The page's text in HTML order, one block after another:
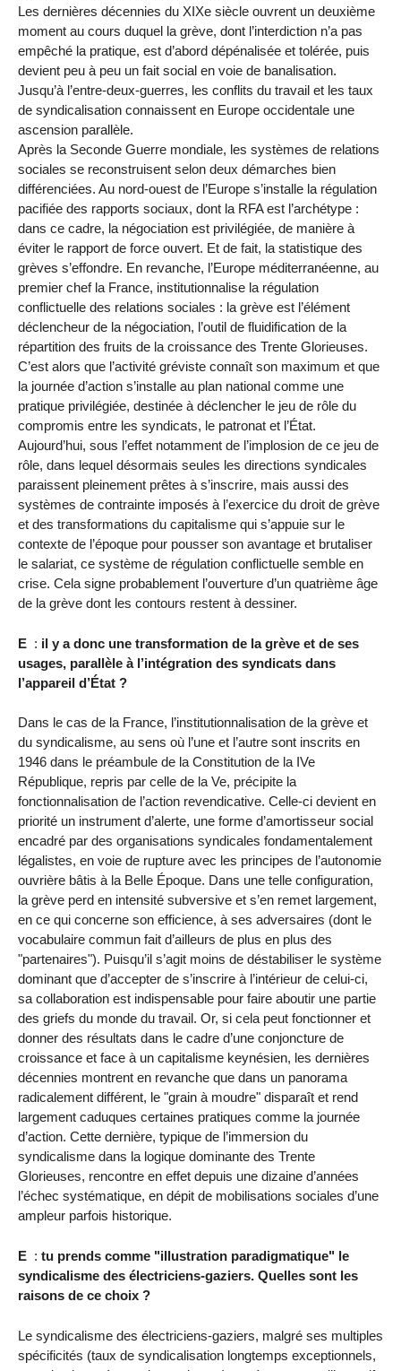
Les dernières décennies du XIXe siècle ouvrent un deuxième
moment au cours duquel la grève, dont l’interdiction n’a pas
empêché la pratique, est d’abord dépénalisée et tolérée, puis
devient peu à peu un fait social en voie de banalisation.
Jusqu’à l’entre-deux-guerres, les conflits du travail et les taux
de syndicalisation connaissent en Europe occidentale une
ascension parallèle.
Après la Seconde Guerre mondiale, les systèmes de relations
sociales se reconstruisent selon deux démarches bien
différenciées. Au nord-ouest de l’Europe s’installe la régulation
pacifiée des rapports sociaux, dont la RFA est l’archétype :
dans ce cadre, la négociation est privilégiée, de manière à
éviter le rapport de force ouvert. Et de fait, la statistique des
grèves s’effondre. En revanche, l’Europe méditerranéenne, au
premier chef la France, institutionnalise la régulation
conflictuelle des relations sociales : la grève est l’élément
déclencheur de la négociation, l’outil de fluidification de la
répartition des fruits de la croissance des Trente Glorieuses.
C’est alors que l’activité gréviste connaît son maximum et que
la journée d’action s’installe au plan national comme une
pratique privilégiée, destinée à déclencher le jeu de rôle du
compromis entre les syndicats, le patronat et l’État.
Aujourd’hui, sous l’effet notamment de l’implosion de ce jeu de
rôle, dans lequel désormais seules les directions syndicales
paraissent pleinement prêtes à s’inscrire, mais aussi des
systèmes de contrainte imposés à l’exercice du droit de grève
et des transformations du capitalisme qui s’appuie sur le
contexte de l’époque pour pousser son avantage et brutaliser
le salariat, ce système de régulation conflictuelle semble en
crise. Cela signe probablement l’ouverture d’un quatrième âge
de la grève dont les contours restent à dessiner.
E : il y a donc une transformation de la grève et de ses
usages, parallèle à l’intégration des syndicats dans
l’appareil d’État ?
Dans le cas de la France, l’institutionnalisation de la grève et
du syndicalisme, au sens où l’une et l’autre sont inscrits en
1946 dans le préambule de la Constitution de la IVe
République, repris par celle de la Ve, précipite la
fonctionnalisation de l’action revendicative. Celle-ci devient en
priorité un instrument d’alerte, une forme d’amortisseur social
encadré par des organisations syndicales fondamentalement
légalistes, en voie de rupture avec les principes de l’autonomie
ouvrière bâtis à la Belle Époque. Dans une telle configuration,
la grève perd en intensité subversive et s’en remet largement,
en ce qui concerne son efficience, à ses adversaires (dont le
vocabulaire commun fait d’ailleurs de plus en plus des
"partenaires"). Puisqu’il s’agit moins de déstabiliser le système
dominant que d’accepter de s’inscrire à l’intérieur de celui-ci,
sa collaboration est indispensable pour faire aboutir une partie
des griefs du monde du travail. Or, si cela peut fonctionner et
donner des résultats dans le cadre d’une conjoncture de
croissance et face à un capitalisme keynésien, les dernières
décennies montrent en revanche que dans un panorama
radicalement différent, le "grain à moudre" disparaît et rend
largement caduques certaines pratiques comme la journée
d’action. Cette dernière, typique de l’immersion du
syndicalisme dans la logique dominante des Trente
Glorieuses, rencontre en effet depuis une dizaine d’années
l’échec systématique, en dépit de mobilisations sociales d’une
ampleur parfois historique.
E : tu prends comme "illustration paradigmatique" le
syndicalisme des électriciens-gaziers. Quelles sont les
raisons de ce choix ?
Le syndicalisme des électriciens-gaziers, malgré ses multiples
spécificités (taux de syndicalisation longtemps exceptionnels,